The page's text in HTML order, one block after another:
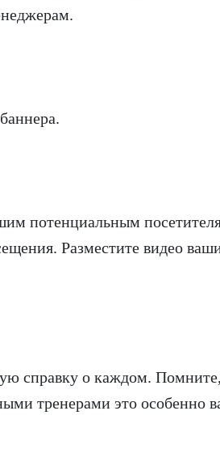
потенциальным
Разместите видео
справку о каждом.
тренерами это особенно